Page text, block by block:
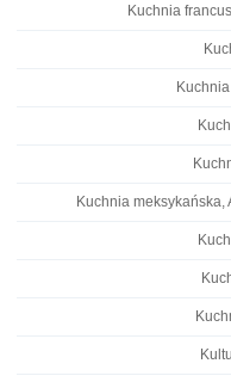
Kuchnia
Kuchnia meksykańska,